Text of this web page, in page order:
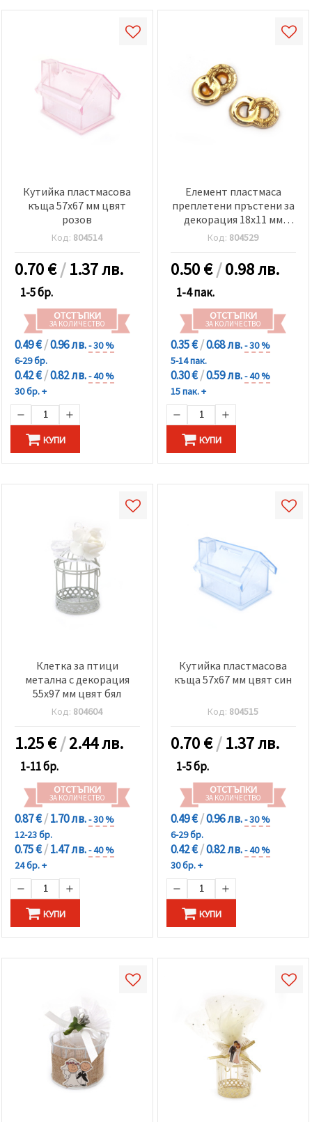
Кутийка пластмасова
къща 57x67 мм цвят
розов
Код: 804514
0.70€/1.37 лв.
1-5 бр.
ОТСТЪПКИ
ЗА КОЛИЧЕСТВО
0.49 €/0.96 лв.- 30 %
6-29 бр.
0.42 €/0.82 лв.- 40 %
30 бр. +
КУПИ
Елемент пластмаса
преплетени пръстени за
декорация 18x11 мм
цвят злато -10 броя
Код: 804529
0.50€/0.98 лв.
1-4 пак.
ОТСТЪПКИ
ЗА КОЛИЧЕСТВО
0.35 €/0.68 лв.- 30 %
5-14 пак.
0.30 €/0.59 лв.- 40 %
15 пак. +
КУПИ
Клетка за птици
метална с декорация
55x97 мм цвят бял
Код: 804604
1.25€/2.44 лв.
1-11 бр.
ОТСТЪПКИ
ЗА КОЛИЧЕСТВО
0.87 €/1.70 лв.- 30 %
12-23 бр.
0.75 €/1.47 лв.- 40 %
24 бр. +
КУПИ
Кутийка пластмасова
къща 57x67 мм цвят син
Код: 804515
0.70€/1.37 лв.
1-5 бр.
ОТСТЪПКИ
ЗА КОЛИЧЕСТВО
0.49 €/0.96 лв.- 30 %
6-29 бр.
0.42 €/0.82 лв.- 40 %
30 бр. +
КУПИ